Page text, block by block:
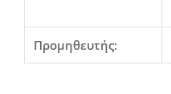
Προμηθευτής: